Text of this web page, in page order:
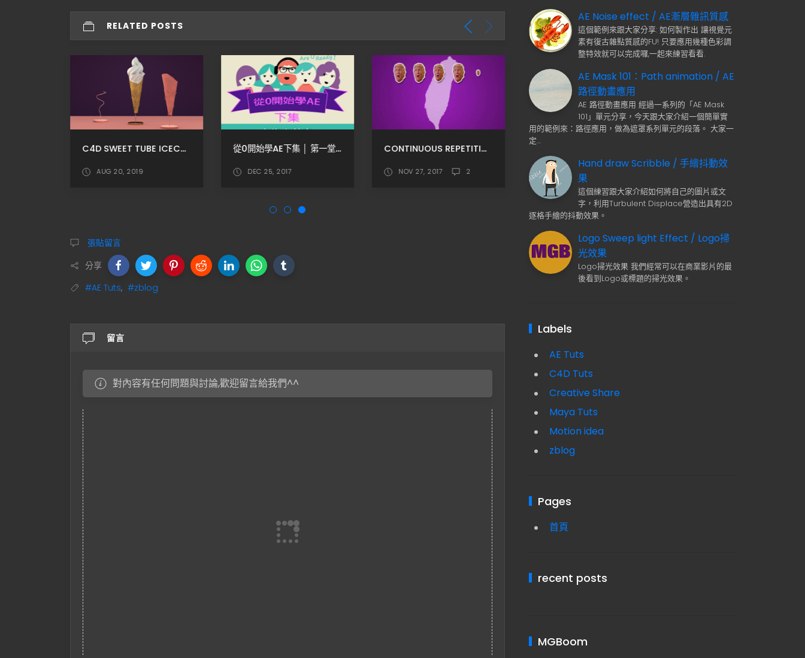
RELATED POSTS
C4D SWEET TUBE ICECREAM MODELING / C4D甜筒冰淇淋建模
AUG 20, 2019
從0開始學AE下集 │ 第一堂先修小教室
DEC 25, 2017
CONTINUOUS REPETITION / 連續重覆出現的動態技巧
NOV 27, 2017 2
張貼留言
分享
#AE Tuts, #zblog
留言
對內容有任何問題與討論,歡迎留言給我們^^
AE Noise effect / AE漸層雜訊質感
這個範例來跟大家分享: 如何製作出 讓視覺元
素有復古雜點質感的FU! 只要應用幾種色彩調
整特效就可以完成囉,一起來練習看看.
AE Mask 101：Path animation / AE
路徑動畫應用
AE 路徑動畫應用 經過一系列的「AE Mask
101」單元分享，今天跟大家介紹一個簡單實
用的範例來：路徑應用，做為遮罩系列單元的段落。 大家一
定…
Hand draw Scribble / 手繪抖動效
果
這個練習跟大家介紹如何將自己的圖片或文
字，利用Turbulent Displace營造出具有2D
逐格手繪的抖動效果。
Logo Sweep light Effect / Logo掃
光效果
Logo掃光效果 我們經常可以在商業影片的最
後看到Logo或標題的掃光效果。
Labels
AE Tuts
C4D Tuts
Creative Share
Maya Tuts
Motion idea
zblog
Pages
首頁
recent posts
MGBoom